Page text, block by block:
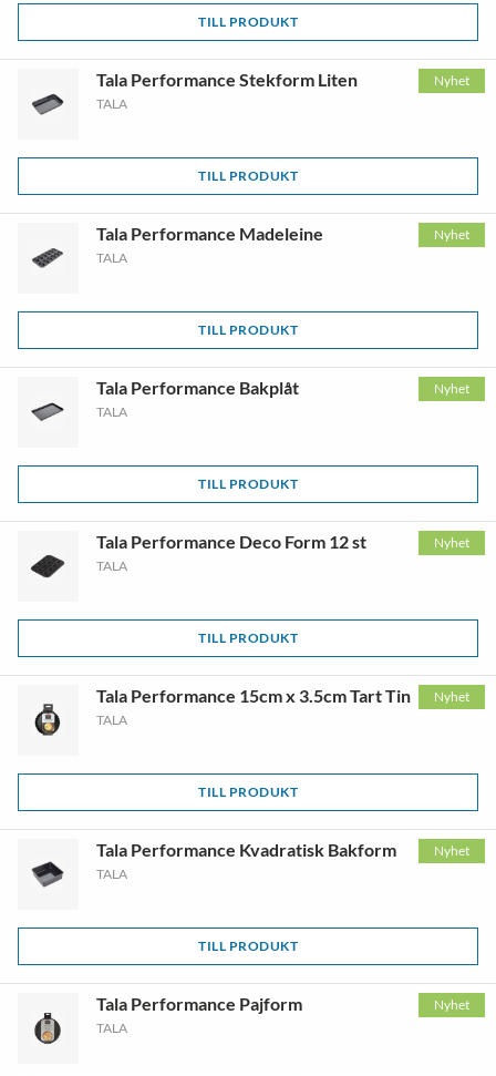
TILL PRODUKT
Nyhet
Tala Performance Stekform Liten
TALA
TILL PRODUKT
Nyhet
Tala Performance Madeleine
TALA
TILL PRODUKT
Nyhet
Tala Performance Bakplåt
TALA
TILL PRODUKT
Nyhet
Tala Performance Deco Form 12 st
TALA
TILL PRODUKT
Nyhet
Tala Performance 15cm x 3.5cm Tart Tin
TALA
TILL PRODUKT
Nyhet
Tala Performance Kvadratisk Bakform
TALA
TILL PRODUKT
Nyhet
Tala Performance Pajform
TALA